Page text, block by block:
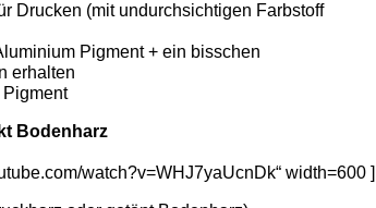
Drucken (mit undurchsichtigen Farbstoff
Pigment + ein bisschen
erhalten
Bodenharz
watch?v=WHJ7yaUcnDk“ width=600 ]